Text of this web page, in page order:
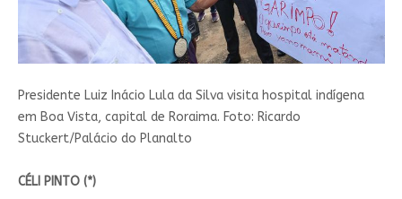
Presidente Luiz Inácio Lula da Silva visita hospital indígena
em Boa Vista, capital de Roraima. Foto: Ricardo
Stuckert/Palácio do Planalto
CÉLI PINTO (*)